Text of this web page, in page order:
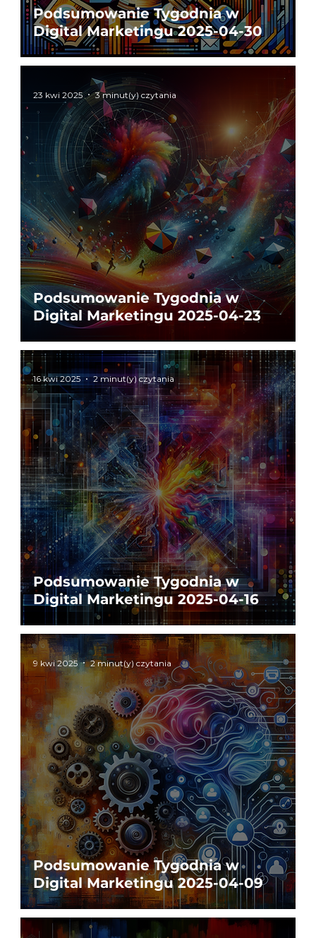
Podsumowanie Tygodnia w
Digital Marketingu 2025-04-30
Podsumowanie Tygodnia w
Digital Marketingu 2025-04-23
23 kwi 2025 3 minut(y) czytania
Podsumowanie Tygodnia w
Digital Marketingu 2025-04-16
16 kwi 2025 2 minut(y) czytania
Podsumowanie Tygodnia w
Digital Marketingu 2025-04-09
9 kwi 2025 2 minut(y) czytania